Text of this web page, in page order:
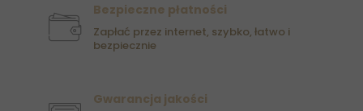
Bezpieczne płatności
Zapłać przez internet, szybko, łatwo i
bezpiecznie
Gwarancja jakości